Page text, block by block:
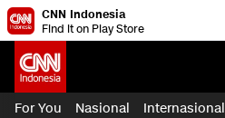
CNN Indonesia
Find it on Play Store
For You Nasional Internasional